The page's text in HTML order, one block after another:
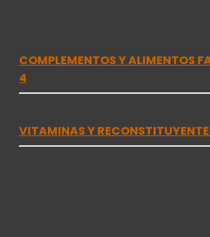
COMPLEMENTOS Y ALIMENTOS
4
VITAMINAS Y